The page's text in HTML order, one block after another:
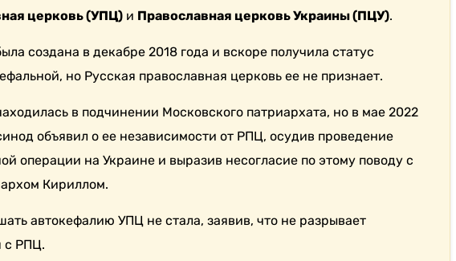
церковь (УПЦ) и Православная церковь Украины (ПЦУ).
создана в декабре 2018 года и вскоре получила статус
но Русская православная церковь ее не признает.
в подчинении Московского патриархата, но в мае 2022
объявил о ее независимости от РПЦ, осудив проведение
операции на Украине и выразив несогласие по этому поводу с
Кириллом.
автокефалию УПЦ не стала, заявив, что не разрывает
с РПЦ.